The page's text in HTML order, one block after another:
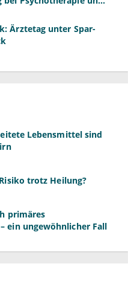
Ärztetag unter Spar-
Lebensmittel sind
trotz Heilung?
primäres
ein ungewöhnlicher Fall